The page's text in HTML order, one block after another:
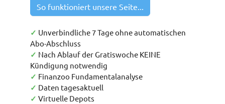
So funktioniert unsere Seite...
✓ Unverbindliche 7 Tage ohne automatischen
Abo-Abschluss
✓ Nach Ablauf der Gratiswoche KEINE
Kündigung notwendig
✓ Finanzoo Fundamentalanalyse
✓ Daten tagesaktuell
✓ Virtuelle Depots